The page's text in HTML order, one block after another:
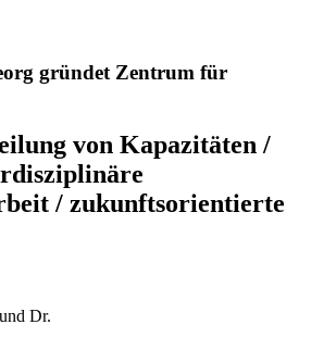
gründet Zentrum für
von Kapazitäten /
/ zukunftsorientierte
Dr.